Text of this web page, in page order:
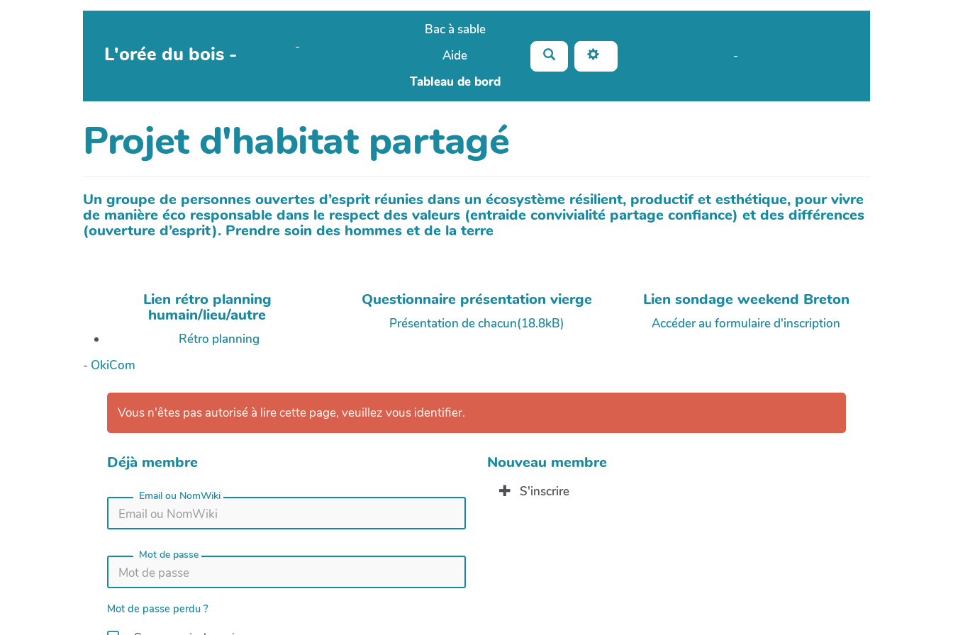
L'orée du bois -
-
Bac à sable
Aide
Tableau de bord
Rechercher -
Projet d'habitat partagé
Un groupe de personnes ouvertes d’esprit réunies dans un écosystème résilient, productif et esthétique, pour vivre
de manière éco responsable dans le respect des valeurs (entraide convivialité partage confiance) et des différences
(ouverture d’esprit). Prendre soin des hommes et de la terre
Lien rétro planning
humain/lieu/autre
Rétro planning
Questionnaire présentation vierge
Présentation de chacun(18.8kB)
Lien sondage weekend Breton
Accéder au formulaire d'inscription
- OkiCom
Vous n'êtes pas autorisé à lire cette page, veuillez vous identifier.
Déjà membre
Email ou NomWiki
Mot de passe
Mot de passe perdu ?
Nouveau membre
S'inscrire